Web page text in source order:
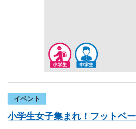
イベント
小学生女子集まれ！フットベ